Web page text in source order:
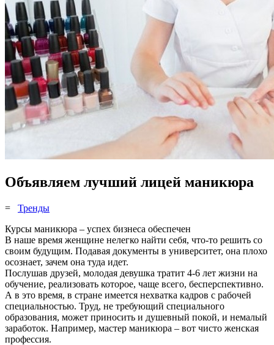
Объявляем лучший лицей маникюра
= Тренды
Курсы маникюра – успех бизнеса обеспечен
В наше время женщине нелегко найти себя, что-то решить со
своим будущим. Подавая документы в университет, она плохо
осознает, зачем она туда идет.
Послушав друзей, молодая девушка тратит 4-6 лет жизни на
обучение, реализовать которое, чаще всего, бесперспективно.
А в это время, в стране имеется нехватка кадров с рабочей
специальностью. Труд, не требующий специального
образования, может приносить и душевный покой, и немалый
заработок. Например, мастер маникюра – вот чисто женская
профессия.